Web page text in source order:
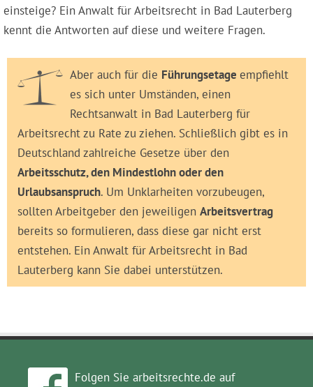
einsteige? Ein Anwalt für Arbeitsrecht in Bad Lauterberg
kennt die Antworten auf diese und weitere Fragen.
Aber auch für die Führungsetage empfiehlt
es sich unter Umständen, einen
Rechtsanwalt in Bad Lauterberg für
Arbeitsrecht zu Rate zu ziehen. Schließlich gibt es in
Deutschland zahlreiche Gesetze über den
Arbeitsschutz, den Mindestlohn oder den
Urlaubsanspruch. Um Unklarheiten vorzubeugen,
sollten Arbeitgeber den jeweiligen Arbeitsvertrag
bereits so formulieren, dass diese gar nicht erst
entstehen. Ein Anwalt für Arbeitsrecht in Bad
Lauterberg kann Sie dabei unterstützen.
Folgen Sie arbeitsrechte.de auf